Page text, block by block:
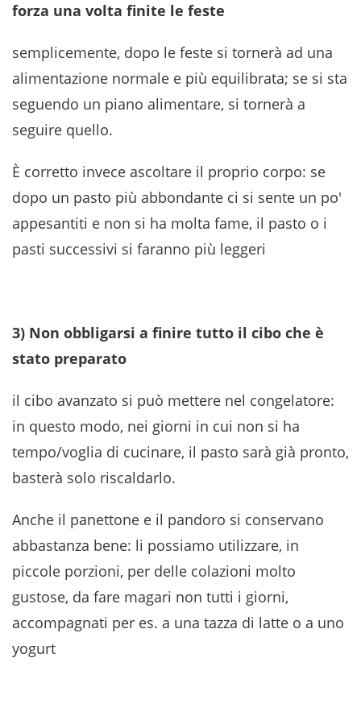
forza una volta finite le feste
semplicemente, dopo le feste si tornerà ad una
alimentazione normale e più equilibrata; se si sta
seguendo un piano alimentare, si tornerà a
seguire quello.
È corretto invece ascoltare il proprio corpo: se
dopo un pasto più abbondante ci si sente un po'
appesantiti e non si ha molta fame, il pasto o i
pasti successivi si faranno più leggeri
3) Non obbligarsi a finire tutto il cibo che è
stato preparato
il cibo avanzato si può mettere nel congelatore:
in questo modo, nei giorni in cui non si ha
tempo/voglia di cucinare, il pasto sarà già pronto,
basterà solo riscaldarlo.
Anche il panettone e il pandoro si conservano
abbastanza bene: li possiamo utilizzare, in
piccole porzioni, per delle colazioni molto
gustose, da fare magari non tutti i giorni,
accompagnati per es. a una tazza di latte o a uno
yogurt